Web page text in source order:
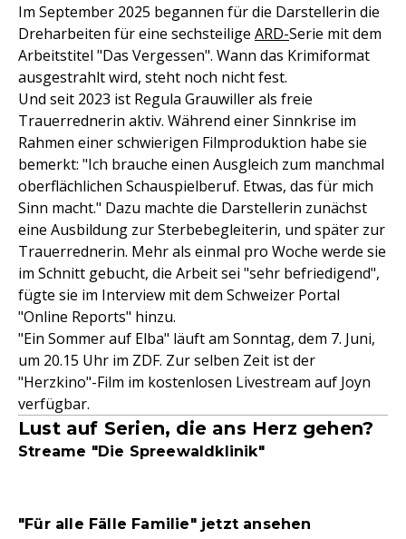
Im September 2025 begannen für die Darstellerin die
Dreharbeiten für eine sechsteilige ARD-Serie mit dem
Arbeitstitel "Das Vergessen". Wann das Krimiformat
ausgestrahlt wird, steht noch nicht fest.
Und seit 2023 ist Regula Grauwiller als freie
Trauerrednerin aktiv. Während einer Sinnkrise im
Rahmen einer schwierigen Filmproduktion habe sie
bemerkt: "Ich brauche einen Ausgleich zum manchmal
oberflächlichen Schauspielberuf. Etwas, das für mich
Sinn macht." Dazu machte die Darstellerin zunächst
eine Ausbildung zur Sterbebegleiterin, und später zur
Trauerrednerin. Mehr als einmal pro Woche werde sie
im Schnitt gebucht, die Arbeit sei "sehr befriedigend",
fügte sie im Interview mit dem Schweizer Portal
"Online Reports" hinzu.
"Ein Sommer auf Elba" läuft am Sonntag, dem 7. Juni,
um 20.15 Uhr im ZDF. Zur selben Zeit ist der
"Herzkino"-Film im kostenlosen Livestream auf Joyn
verfügbar.
Lust auf Serien, die ans Herz gehen?
Streame "Die Spreewaldklinik"
"Für alle Fälle Familie" jetzt ansehen